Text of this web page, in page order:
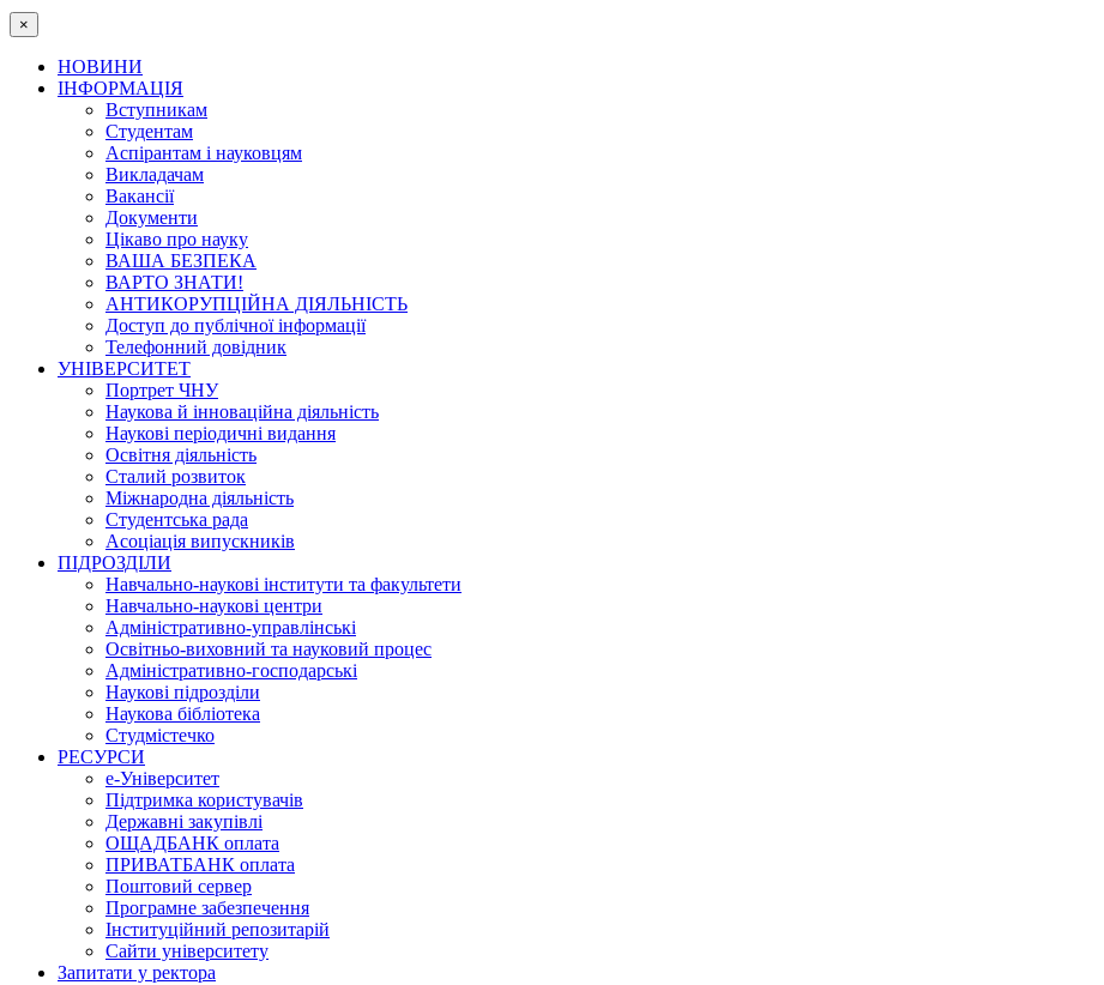
×
НОВИНИ
ІНФОРМАЦІЯ
Вступникам
Студентам
Аспірантам і науковцям
Викладачам
Вакансії
Документи
Цікаво про науку
ВАША БЕЗПЕКА
ВАРТО ЗНАТИ!
АНТИКОРУПЦІЙНА ДІЯЛЬНІСТЬ
Доступ до публічної інформації
Телефонний довідник
УНІВЕРСИТЕТ
Портрет ЧНУ
Наукова й інноваційна діяльність
Наукові періодичні видання
Освітня діяльність
Сталий розвиток
Міжнародна діяльність
Студентська рада
Асоціація випускників
ПІДРОЗДІЛИ
Навчально-наукові інститути та факультети
Навчально-наукові центри
Адміністративно-управлінські
Освітньо-виховний та науковий процес
Адміністративно-господарські
Наукові підрозділи
Наукова бібліотека
Студмістечко
РЕСУРСИ
е-Університет
Підтримка користувачів
Державні закупівлі
ОЩАДБАНК оплата
ПРИВАТБАНК оплата
Поштовий сервер
Програмне забезпечення
Інституційний репозитарій
Сайти університету
Запитати у ректора